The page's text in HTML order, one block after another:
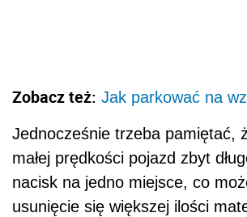
Zobacz też: Jak parkować na
Jednocześnie trzeba pamiętać,
małej prędkości pojazd zbyt
nacisk na jedno miejsce, co
usunięcie się większej ilości